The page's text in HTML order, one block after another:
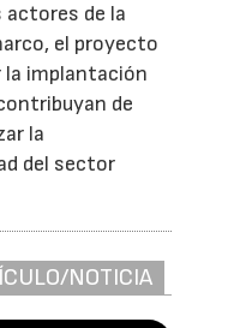
de la
el proyecto
la implantación
de
la
del sector
NOTICIA